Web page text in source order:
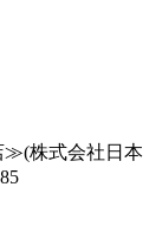
≫(株式会社日本